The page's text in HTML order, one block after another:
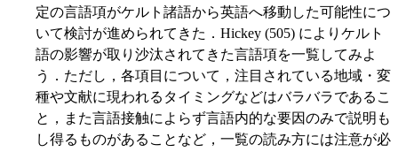
定の言語項がケルト諸語から英語へ移動した可能性につ
いて検討が進められてきた．Hickey (505) によりケルト
語の影響が取り沙汰されてきた言語項を一覧してみよ
う．ただし，各項目について，注目されている地域・変
種や文献に現われるタイミングなどはバラバラであるこ
と，また言語接触によらず言語内的な要因のみで説明も
し得るものがあることなど，一覧の読み方には注意が必